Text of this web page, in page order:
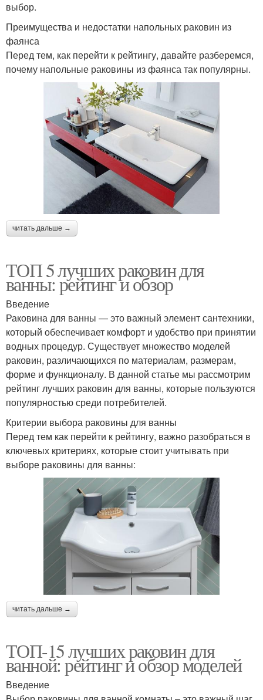
выбор.
Преимущества и недостатки напольных раковин из
фаянса
Перед тем, как перейти к рейтингу, давайте разберемся,
почему напольные раковины из фаянса так популярны.
читать дальше →
ТОП 5 лучших раковин для
ванны: рейтинг и обзор
Введение
Раковина для ванны — это важный элемент сантехники,
который обеспечивает комфорт и удобство при принятии
водных процедур. Существует множество моделей
раковин, различающихся по материалам, размерам,
форме и функционалу. В данной статье мы рассмотрим
рейтинг лучших раковин для ванны, которые пользуются
популярностью среди потребителей.
Критерии выбора раковины для ванны
Перед тем как перейти к рейтингу, важно разобраться в
ключевых критериях, которые стоит учитывать при
выборе раковины для ванны:
читать дальше →
ТОП-15 лучших раковин для
ванной: рейтинг и обзор моделей
Введение